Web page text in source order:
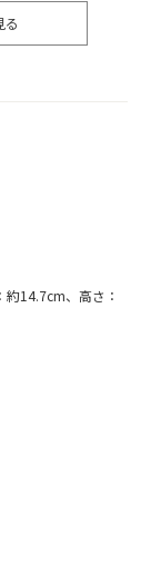
る
14.7cm、高さ：